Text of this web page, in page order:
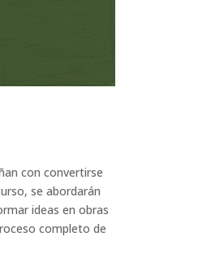
con convertirse
se abordarán
ideas en obras
completo de